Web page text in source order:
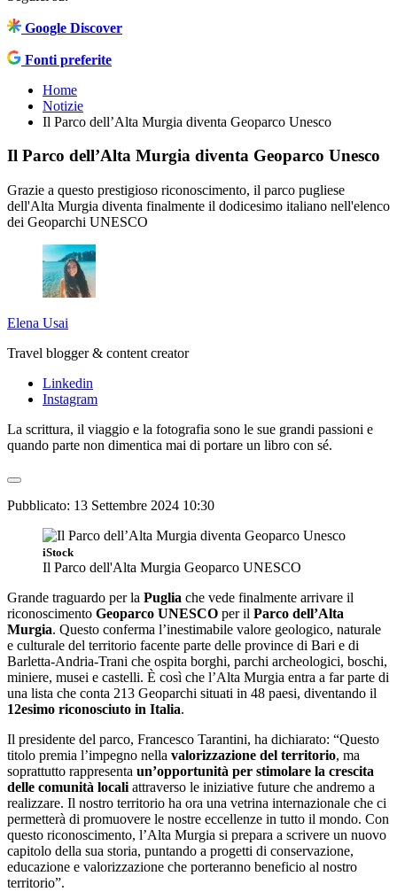
Google Discover
Fonti preferite
Home
Notizie
Il Parco dell’Alta Murgia diventa Geoparco Unesco
Il Parco dell’Alta Murgia diventa Geoparco Unesco
Grazie a questo prestigioso riconoscimento, il parco pugliese
dell'Alta Murgia diventa finalmente il dodicesimo italiano nell'elenco
dei Geoparchi UNESCO
Elena Usai
Travel blogger & content creator
Linkedin
Instagram
La scrittura, il viaggio e la fotografia sono le sue grandi passioni e
quando parte non dimentica mai di portare un libro con sé.
Pubblicato: 13 Settembre 2024 10:30
iStock
Il Parco dell'Alta Murgia Geoparco UNESCO
Grande traguardo per la Puglia che vede finalmente arrivare il
riconoscimento Geoparco UNESCO per il Parco dell’Alta
Murgia. Questo conferma l’inestimabile valore geologico, naturale
e culturale del territorio facente parte delle province di Bari e di
Barletta-Andria-Trani che ospita borghi, parchi archeologici, boschi,
miniere, musei e castelli. È così che l’Alta Murgia entra a far parte di
una lista che conta 213 Geoparchi situati in 48 paesi, diventando il
12esimo riconosciuto in Italia.
Il presidente del parco, Francesco Tarantini, ha dichiarato: “Questo
titolo premia l’impegno nella valorizzazione del territorio, ma
soprattutto rappresenta un’opportunità per stimolare la crescita
delle comunità locali attraverso le iniziative future che andremo a
realizzare. Il nostro territorio ha ora una vetrina internazionale che ci
permetterà di promuovere le nostre eccellenze in tutto il mondo. Con
questo riconoscimento, l’Alta Murgia si prepara a scrivere un nuovo
capitolo della sua storia, puntando a progetti di conservazione,
educazione e valorizzazione che porteranno beneficio al nostro
territorio”.